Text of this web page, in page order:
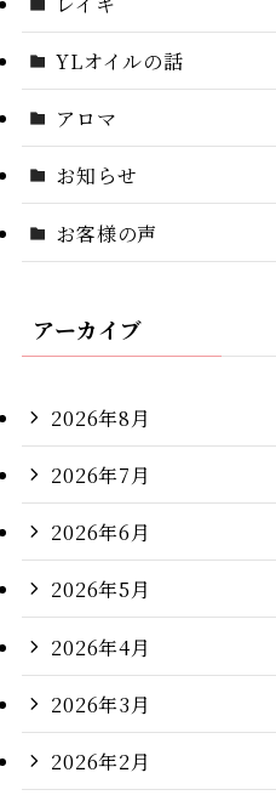
YLオイルの話
アロマ
お知らせ
お客様の声
アーカイブ
2026年8月
2026年7月
2026年6月
2026年5月
2026年4月
2026年3月
2026年2月